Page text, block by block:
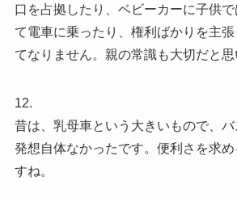
口を占拠したり、ベビーカーに子供
て電車に乗ったり、権利ばかりを主張
てなりません。親の常識も大切だと思
12.
昔は、乳母車という大きいもので、バ
発想自体なかったです。便利さを求
すね。